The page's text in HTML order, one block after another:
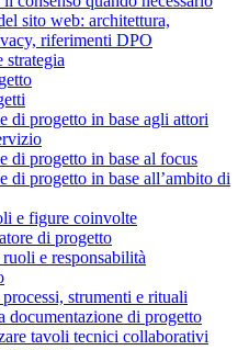
sito web: architettura,
riferimenti DPO
strategia
di progetto in base agli attori
di progetto in base al focus
di progetto in base all’ambito di
e figure coinvolte
di progetto
e responsabilità
strumenti e rituali
documentazione di progetto
tavoli tecnici collaborativi